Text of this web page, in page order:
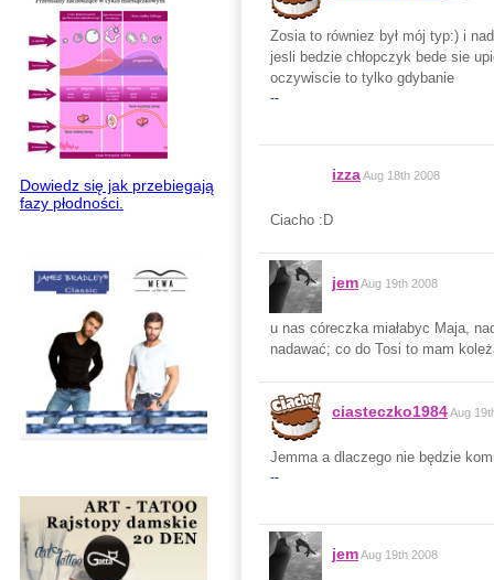
Dowiedz się jak przebiegają
fazy płodności.
Zosia to równiez był mój typ:) i
jesli bedzie chłopczyk bede sie
oczywiscie to tylko gdybanie
--
izzaAug 18th 2008
Ciacho :D
jemAug 19th 2008
u nas córeczka miałabyc Maja,
nadawać; co do Tosi to mam
ciasteczko1984Aug
Jemma a dlaczego nie będzie
--
jemAug 19th 2008